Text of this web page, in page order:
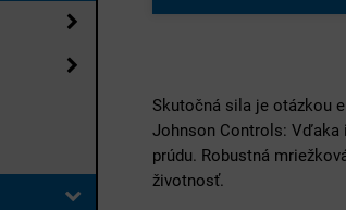
Skutočná sila je otázkou
Johnson Controls: Vďaka
prúdu. Robustná
životnosť.